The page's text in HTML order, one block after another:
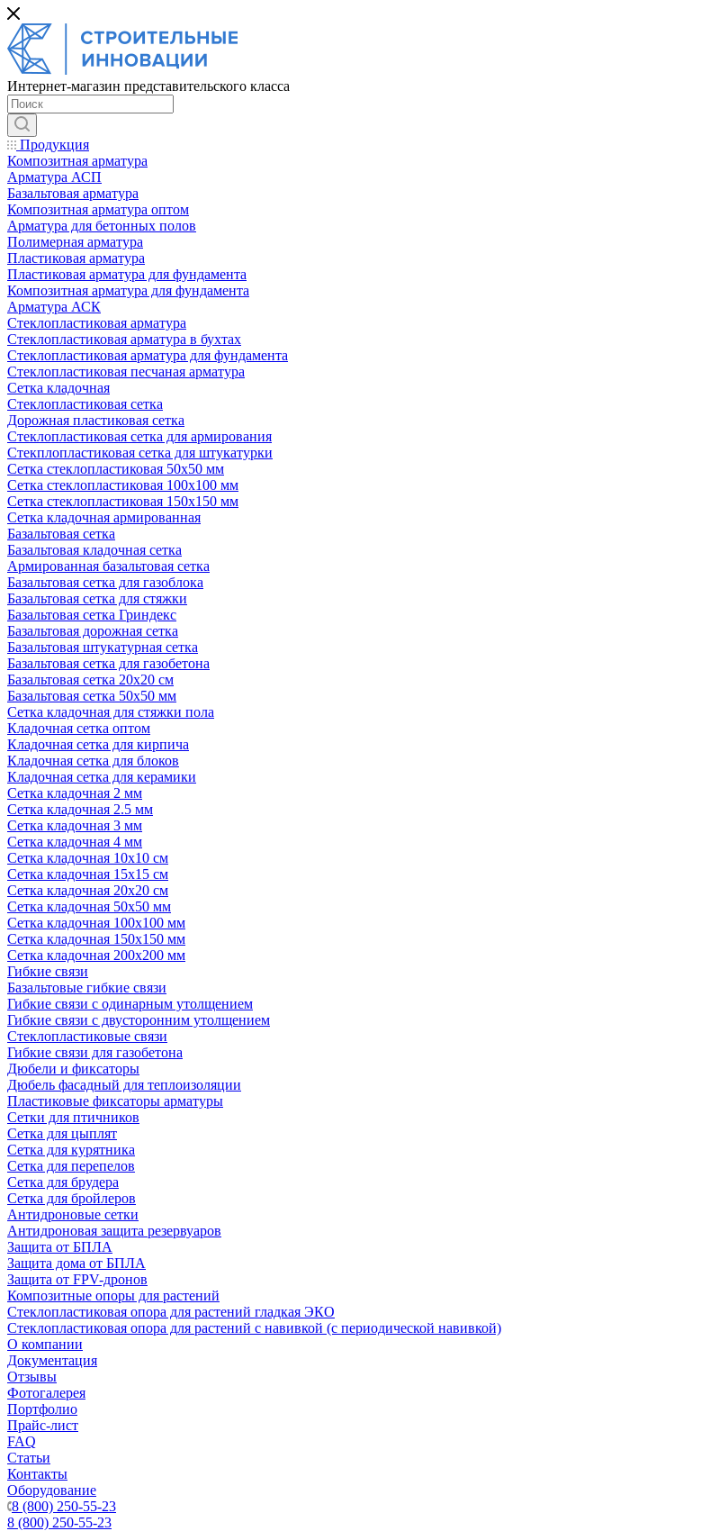
Интернет-магазин представительского класса
Продукция
Композитная арматура
Арматура АСП
Базальтовая арматура
Композитная арматура оптом
Арматура для бетонных полов
Полимерная арматура
Пластиковая арматура
Пластиковая арматура для фундамента
Композитная арматура для фундамента
Арматура АСК
Cтеклопластиковая арматура
Стеклопластиковая арматура в бухтах
Стеклопластиковая арматура для фундамента
Стеклопластиковая песчаная арматура
Сетка кладочная
Стеклопластиковая сетка
Дорожная пластиковая сетка
Стеклопластиковая сетка для армирования
Стекплопластиковая сетка для штукатурки
Сетка стеклопластиковая 50x50 мм
Сетка стеклопластиковая 100x100 мм
Сетка стеклопластиковая 150x150 мм
Сетка кладочная армированная
Базальтовая сетка
Базальтовая кладочная сетка
Армированная базальтовая сетка
Базальтовая сетка для газоблока
Базальтовая сетка для стяжки
Базальтовая сетка Гриндекс
Базальтовая дорожная сетка
Базальтовая штукатурная сетка
Базальтовая сетка для газобетона
Базальтовая сетка 20x20 см
Базальтовая сетка 50x50 мм
Сетка кладочная для стяжки пола
Кладочная сетка оптом
Кладочная сетка для кирпича
Кладочная сетка для блоков
Кладочная сетка для керамики
Сетка кладочная 2 мм
Сетка кладочная 2.5 мм
Сетка кладочная 3 мм
Сетка кладочная 4 мм
Сетка кладочная 10x10 см
Сетка кладочная 15x15 см
Сетка кладочная 20x20 см
Сетка кладочная 50x50 мм
Сетка кладочная 100x100 мм
Сетка кладочная 150x150 мм
Сетка кладочная 200x200 мм
Гибкие связи
Базальтовые гибкие связи
Гибкие связи с одинарным утолщением
Гибкие связи с двусторонним утолщением
Стеклопластиковые связи
Гибкие связи для газобетона
Дюбели и фиксаторы
Дюбель фасадный для теплоизоляции
Пластиковые фиксаторы арматуры
Сетки для птичников
Сетка для цыплят
Сетка для курятника
Сетка для перепелов
Сетка для брудера
Сетка для бройлеров
Антидроновые сетки
Антидроновая защита резервуаров
Защита от БПЛА
Защита дома от БПЛА
Защита от FPV-дронов
Композитные опоры для растений
Стеклопластиковая опора для растений гладкая ЭКО
Стеклопластиковая опора для растений с навивкой (с периодической навивкой)
О компании
Документация
Отзывы
Фотогалерея
Портфолио
Прайс-лист
FAQ
Статьи
Контакты
Оборудование
8 (800) 250-55-23
8 (800) 250-55-23